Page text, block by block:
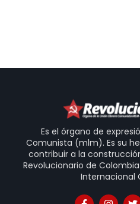
Es el órgano de
Comunista (mlm). Es su
contribuir a la
Revolucionario de
Internacional